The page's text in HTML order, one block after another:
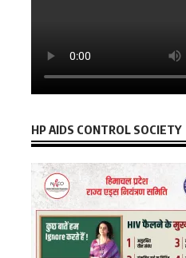
HP AIDS CONTROL SOCIETY